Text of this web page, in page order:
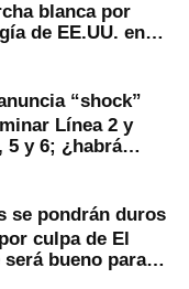
blanca por
de EE.UU. en
“shock”
Línea 2 y
5 y 6; ¿habrá
se pondrán duros
culpa de El
bueno para